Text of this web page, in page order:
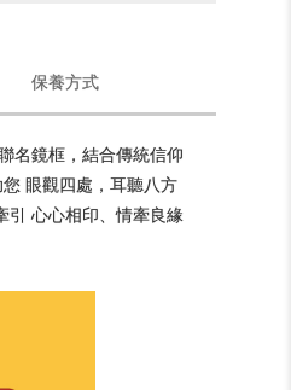
保養方式
名鏡框，結合傳統信仰
眼觀四處，耳聽八方
心心相印、情牽良緣